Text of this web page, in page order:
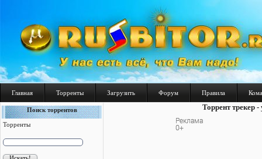
Главная Торренты Загрузить Форум Правила
Поиск торрентов
Торренты
Торрент трекер